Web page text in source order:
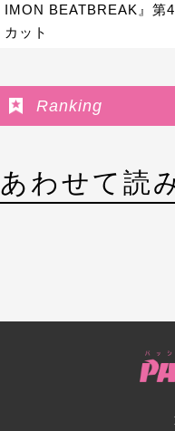
IMON BEATBREAK』第
カット
Ranking
あわせて読